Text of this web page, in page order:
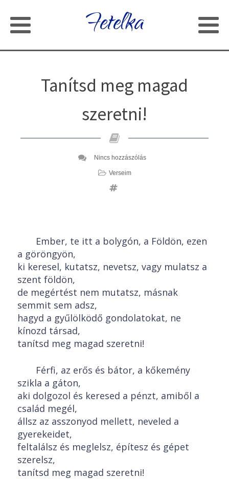
Fetelka
Tanítsd meg magad
szeretni!
Nincs hozzászólás
Verseim
Ember, te itt a bolygón, a Földön, ezen
a göröngyön,
ki keresel, kutatsz, nevetsz, vagy mulatsz a
szent földön,
de megértést nem mutatsz, másnak
semmit sem adsz,
hagyd a gyűlölködő gondolatokat, ne
kínozd társad,
tanítsd meg magad szeretni!
Férfi, az erős és bátor, a kőkemény
szikla a gáton,
aki dolgozol és keresed a pénzt, amiből a
család megél,
állsz az asszonyod mellett, neveled a
gyerekeidet,
feltalálsz és meglelsz, építesz és gépet
szerelsz,
tanítsd meg magad szeretni!